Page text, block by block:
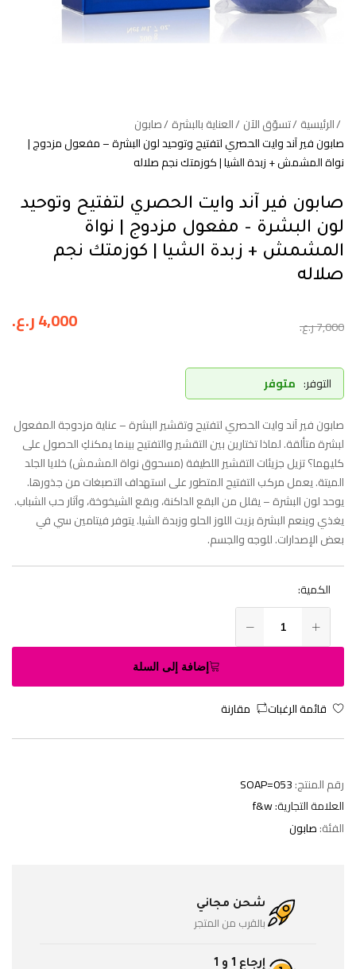
الرئيسية تسوّق الآن العناية بالبشرة صابون
صابون فير آند وايت الحصري لتفتيح وتوحيد لون البشرة – مفعول مزدوج |
نواة المشمش + زبدة الشيا | كوزمتك نجم صلاله
صابون فير آند وايت الحصري لتفتيح وتوحيد
لون البشرة – مفعول مزدوج | نواة
المشمش + زبدة الشيا | كوزمتك نجم
صلاله
7,000ر.ع. 4,000ر.ع.
التوفر: متوفر
صابون فير آند وايت الحصري لتفتيح وتقشير البشرة – عناية مزدوجة المفعول
لبشرة متألقة. لماذا تختارين بين التقشير والتفتيح بينما يمكنكِ الحصول على
كليهما؟ تزيل جزيئات التقشير اللطيفة (مسحوق نواة المشمش) خلايا الجلد
الميتة. يعمل مركب التفتيح المتطور على استهداف التصبغات من جذورها.
يوحد لون البشرة – يقلل من البقع الداكنة، وبقع الشيخوخة، وآثار حب الشباب.
يغذي وينعم البشرة بزيت اللوز الحلو وزبدة الشيا. يتوفر فيتامين سي في
بعض الإصدارات. للوجه والجسم.
الكمية:
إضافة إلى السلة
قائمة الرغبات مقارنة
رقم المنتج:SOAP=053
العلامة التجارية:f&w
الفئة:صابون
شحن مجاني
بالقرب من المتجر
إرجاع 1 و 1